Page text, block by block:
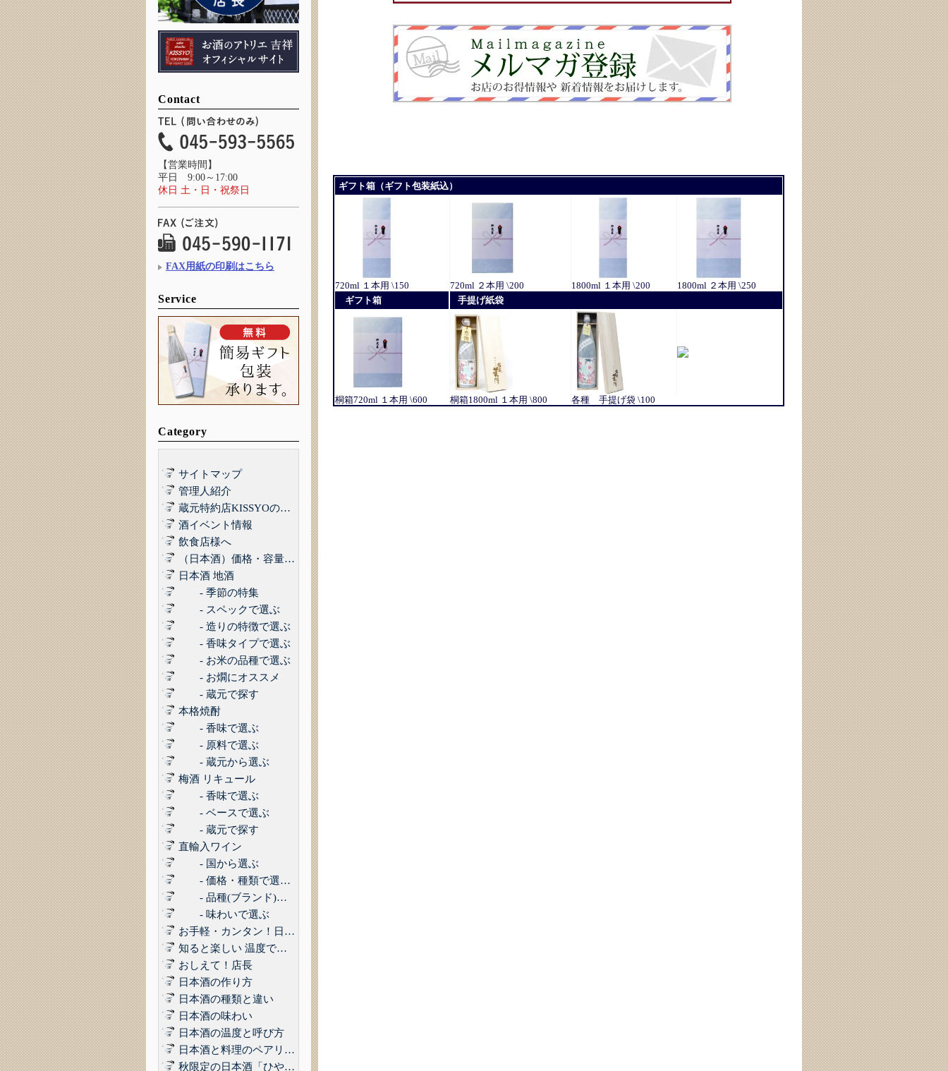
Contact
【営業時間】
平日 9:00～17:00
休日 土・日・祝祭日
FAX用紙の印刷はこちら
Service
Category
サイトマップ
管理人紹介
蔵元特約店KISSYOの品質管理について｜最高の品質でお届けするために
酒イベント情報
飲食店様へ
（日本酒）価格・容量で選ぶ
日本酒 地酒
- 季節の特集
- スペックで選ぶ
- 造りの特徴で選ぶ
- 香味タイプで選ぶ
- お米の品種で選ぶ
- お燗にオススメ
- 蔵元で探す
本格焼酎
- 香味で選ぶ
- 原料で選ぶ
- 蔵元から選ぶ
梅酒 リキュール
- 香味で選ぶ
- ベースで選ぶ
- 蔵元で探す
直輸入ワイン
- 国から選ぶ
- 価格・種類で選ぶ(赤,白,ロゼ,スパークリング)
- 品種(ブランド)で選ぶ
- 味わいで選ぶ
お手軽・カンタン！日本酒に合うコンビニおつまみ3選 Vol.1
知ると楽しい 温度で楽しむ日本酒
おしえて！店長
日本酒の作り方
日本酒の種類と違い
日本酒の味わい
日本酒の温度と呼び方
日本酒と料理のペアリング
秋限定の日本酒「ひやおろし」
ギフト箱（ギフト包装紙込）
720ml １本用 \150 720ml ２本用 \200 1800ml １本用 \200
1800ml ２本用 \250
ギフト箱
手提げ紙袋
桐箱720ml １本用 \600 桐箱1800ml １本用 \800 各種 手提げ袋 \100